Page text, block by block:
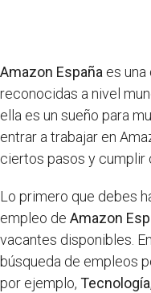
Amazon España es
reconocidas a nivel
ella es un sueño para
entrar a trabajar en
ciertos pasos y cumplir
Lo primero que debes
empleo de Amazon
vacantes disponibles.
búsqueda de empleos
por ejemplo, Tecnología,